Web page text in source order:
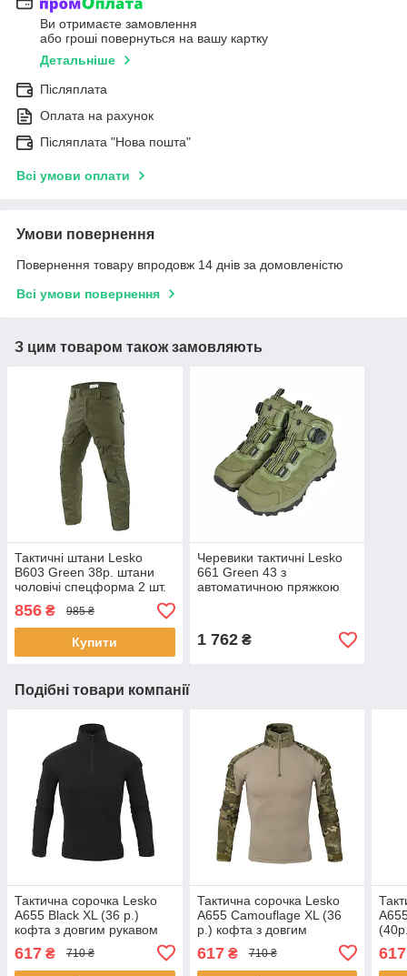
Ви отримаєте замовлення
або гроші повернуться на вашу картку
Детальніше
Післяплата
Оплата на рахунок
Післяплата "Нова пошта"
Всі умови оплати
Умови повернення
Повернення товару впродовж 14 днів за домовленістю
Всі умови повернення
З цим товаром також замовляють
Тактичні штани Lesko
B603 Green 38р. штани
чоловічі спецформа 2 шт.
856 ₴ 985 ₴
Купити
Черевики тактичні Lesko
661 Green 43 з
автоматичною пряжкою
1 762₴
Подібні товари компанії
Тактична сорочка Lesko
A655 Black XL (36 р.)
кофта з довгим рукавом
для військових
617 ₴ 710 ₴
Тактична сорочка Lesko
A655 Camouflage XL (36
р.) кофта з довгим
617₴ 710 ₴ 617